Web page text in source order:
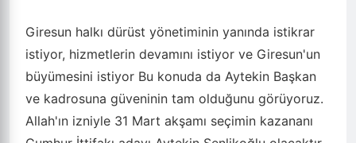
Giresun halkı dürüst yönetiminin yanında istikrar
istiyor, hizmetlerin devamını istiyor ve Giresun'un
büyümesini istiyor Bu konuda da Aytekin Başkan
ve kadrosuna güveninin tam olduğunu görüyoruz.
Allah'ın izniyle 31 Mart akşamı seçimin kazananı